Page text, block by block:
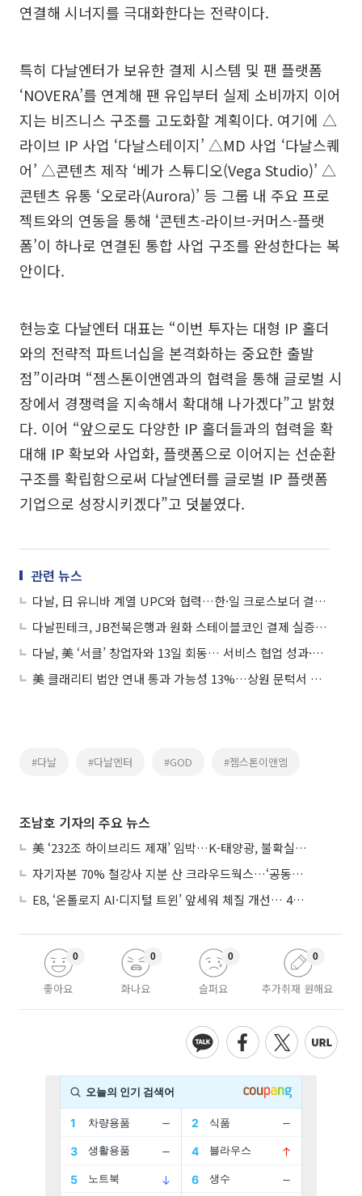
연결해 시너지를 극대화한다는 전략이다.
특히 다날엔터가 보유한 결제 시스템 및 팬 플랫폼
‘NOVERA’를 연계해 팬 유입부터 실제 소비까지 이어
지는 비즈니스 구조를 고도화할 계획이다. 여기에 △
라이브 IP 사업 ‘다날스테이지’ △MD 사업 ‘다날스퀘
어’ △콘텐츠 제작 ‘베가 스튜디오(Vega Studio)’ △
콘텐츠 유통 ‘오로라(Aurora)’ 등 그룹 내 주요 프로
젝트와의 연동을 통해 ‘콘텐츠-라이브-커머스-플랫
폼’이 하나로 연결된 통합 사업 구조를 완성한다는 복
안이다.
현능호 다날엔터 대표는 “이번 투자는 대형 IP 홀더
와의 전략적 파트너십을 본격화하는 중요한 출발
점”이라며 “젬스톤이앤엠과의 협력을 통해 글로벌 시
장에서 경쟁력을 지속해서 확대해 나가겠다”고 밝혔
다. 이어 “앞으로도 다양한 IP 홀더들과의 협력을 확
대해 IP 확보와 사업화, 플랫폼으로 이어지는 선순환
구조를 확립함으로써 다날엔터를 글로벌 IP 플랫폼
기업으로 성장시키겠다”고 덧붙였다.
관련 뉴스
다날, 日 유니바 계열 UPC와 협력…한·일 크로스보더 결제 생태계 구축
다날핀테크, JB전북은행과 원화 스테이블코인 결제 실증 완료
다날, 美 ‘서클’ 창업자와 13일 회동… 서비스 협업 성과·전략 논의
美 클래리티 법안 연내 통과 가능성 13%…상원 문턱서 제동
#다날 #다날엔터 #GOD #젬스톤이앤엠
조남호 기자의 주요 뉴스
美 ‘232조 하이브리드 제재’ 임박…K-태양광, 불확실성 털고 날개 다나
자기자본 70% 철강사 지분 산 크라우드웍스…‘공동경영’으로 AI 시너지 낼까
E8, ‘온톨로지 AI·디지털 트윈’ 앞세워 체질 개선… 4분기 흑자전환 총력
좋아요
0
화나요
0
슬퍼요
0
추가취재 원해요
0